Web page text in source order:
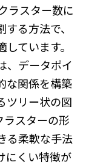
ラスター数に
る方法で、
ています。
、データポイ
な関係を構築
ツリー状の図
ラスターの形
る柔軟な手法
にくい特徴が